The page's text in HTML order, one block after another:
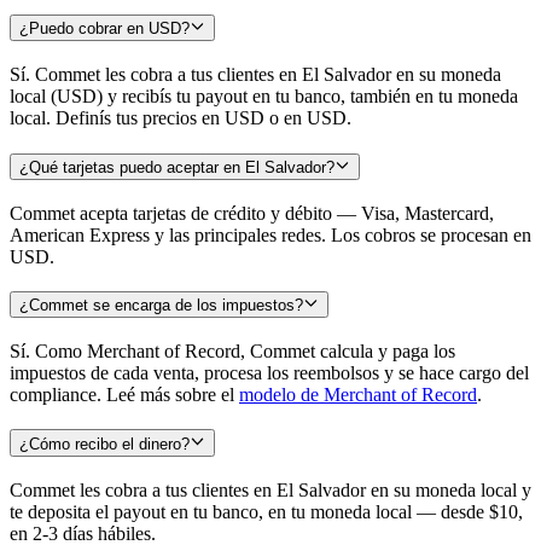
¿Puedo cobrar en USD?
Sí. Commet les cobra a tus clientes en El Salvador en su moneda
local (USD) y recibís tu payout en tu banco, también en tu moneda
local. Definís tus precios en USD o en USD.
¿Qué tarjetas puedo aceptar en El Salvador?
Commet acepta tarjetas de crédito y débito — Visa, Mastercard,
American Express y las principales redes. Los cobros se procesan en
USD.
¿Commet se encarga de los impuestos?
Sí. Como Merchant of Record, Commet calcula y paga los
impuestos de cada venta, procesa los reembolsos y se hace cargo del
compliance. Leé más sobre el modelo de Merchant of Record.
¿Cómo recibo el dinero?
Commet les cobra a tus clientes en El Salvador en su moneda local y
te deposita el payout en tu banco, en tu moneda local — desde $10,
en 2-3 días hábiles.